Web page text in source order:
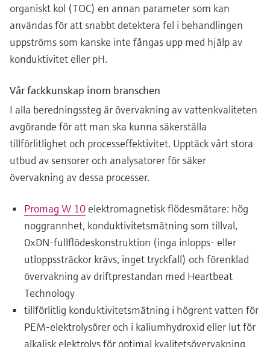
organiskt kol (TOC) en annan parameter som kan
användas för att snabbt detektera fel i behandlingen
uppströms som kanske inte fångas upp med hjälp av
konduktivitet eller pH.
Vår fackkunskap inom branschen
I alla beredningssteg är övervakning av vattenkvaliteten
avgörande för att man ska kunna säkerställa
tillförlitlighet och processeffektivitet. Upptäck vårt stora
utbud av sensorer och analysatorer för säker
övervakning av dessa processer.
Promag W 10 elektromagnetisk flödesmätare: hög
noggrannhet, konduktivitetsmätning som tillval,
0xDN-fullflödeskonstruktion (inga inlopps- eller
utloppssträckor krävs, inget tryckfall) och förenklad
övervakning av driftprestandan med Heartbeat
Technology
tillförlitlig konduktivitetsmätning i högrent vatten för
PEM-elektrolysörer och i kaliumhydroxid eller lut för
alkalisk elektrolys för optimal kvalitetsövervakning